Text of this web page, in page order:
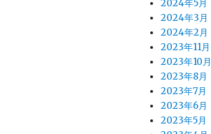
2024年5月
2024年3月
2024年2月
2023年11月
2023年10月
2023年8月
2023年7月
2023年6月
2023年5月